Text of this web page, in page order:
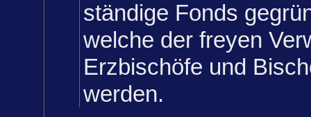
ständige Fonds
welche der freyen
Erzbischöfe und
werden.